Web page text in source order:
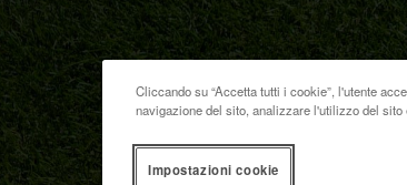
Cliccando su “Accetta tutti i cookie”, l'utente
navigazione del sito, analizzare l'utilizzo del
Impostazioni cookie